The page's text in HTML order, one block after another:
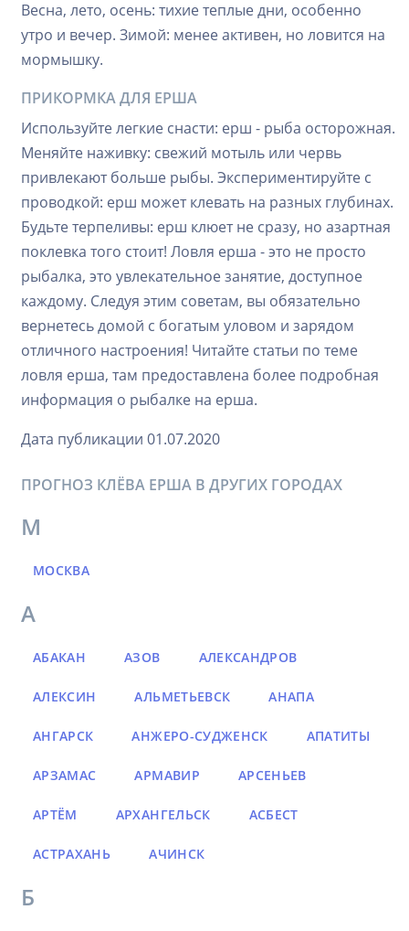
Весна, лето, осень: тихие теплые дни, особенно
утро и вечер. Зимой: менее активен, но ловится на
мормышку.
ПРИКОРМКА ДЛЯ ЕРША
Используйте легкие снасти: ерш - рыба осторожная.
Меняйте наживку: свежий мотыль или червь
привлекают больше рыбы. Экспериментируйте с
проводкой: ерш может клевать на разных глубинах.
Будьте терпеливы: ерш клюет не сразу, но азартная
поклевка того стоит! Ловля ерша - это не просто
рыбалка, это увлекательное занятие, доступное
каждому. Следуя этим советам, вы обязательно
вернетесь домой с богатым уловом и зарядом
отличного настроения! Читайте статьи по теме
ловля ерша, там предоставлена более подробная
информация о рыбалке на ерша.
Дата публикации 01.07.2020
ПРОГНОЗ КЛЁВА ЕРША В ДРУГИХ ГОРОДАХ
М
МОСКВА
А
АБАКАН АЗОВ АЛЕКСАНДРОВ
АЛЕКСИН АЛЬМЕТЬЕВСК АНАПА
АНГАРСК АНЖЕРО-СУДЖЕНСК АПАТИТЫ
АРЗАМАС АРМАВИР АРСЕНЬЕВ
АРТЁМ АРХАНГЕЛЬСК АСБЕСТ
АСТРАХАНЬ АЧИНСК
Б